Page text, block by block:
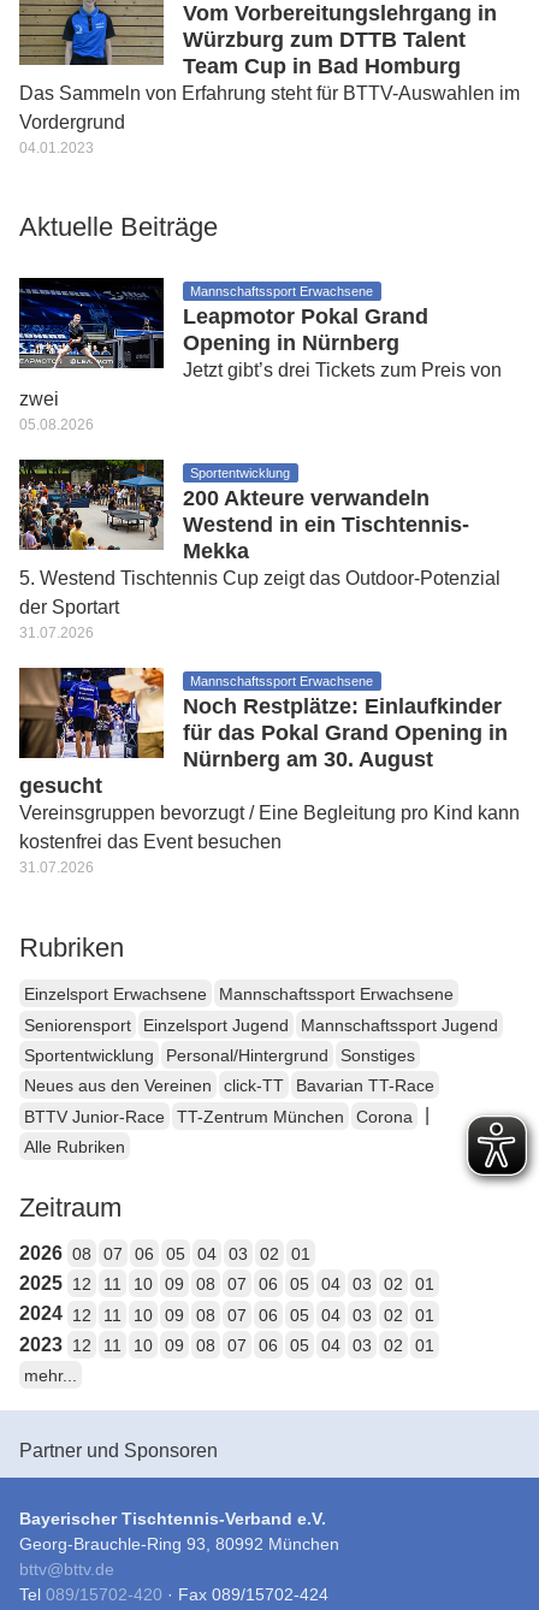
Vom Vorbereitungslehrgang in
Würzburg zum DTTB Talent
Team Cup in Bad Homburg
Das Sammeln von Erfahrung steht für BTTV-Auswahlen im
Vordergrund
04.01.2023
Aktuelle Beiträge
Mannschaftssport Erwachsene
Leapmotor Pokal Grand
Opening in Nürnberg
Jetzt gibt’s drei Tickets zum Preis von
zwei
05.08.2026
Sportentwicklung
200 Akteure verwandeln
Westend in ein Tischtennis-
Mekka
5. Westend Tischtennis Cup zeigt das Outdoor-Potenzial
der Sportart
31.07.2026
Mannschaftssport Erwachsene
Noch Restplätze: Einlaufkinder
für das Pokal Grand Opening in
Nürnberg am 30. August
gesucht
Vereinsgruppen bevorzugt / Eine Begleitung pro Kind kann
kostenfrei das Event besuchen
31.07.2026
Rubriken
Einzelsport Erwachsene
Mannschaftssport Erwachsene
Seniorensport
Einzelsport Jugend
Mannschaftssport Jugend
Sportentwicklung
Personal/Hintergrund
Sonstiges
Neues aus den Vereinen
click-TT
Bavarian TT-Race
BTTV Junior-Race
TT-Zentrum München Corona
Alle Rubriken
Zeitraum
2026 08 07 06 05 04 03 02 01
2025 12 11 10 09 08 07 06 05 04 03 02 01
2024 12 11 10 09 08 07 06 05 04 03 02 01
2023 12 11 10 09 08 07 06 05 04 03 02
01
mehr...
Partner und Sponsoren
Bayerischer Tischtennis-Verband e.V.
Georg-Brauchle-Ring 93, 80992 München
bttv@bttv.de
Tel 089/15702-420 · Fax 089/15702-424